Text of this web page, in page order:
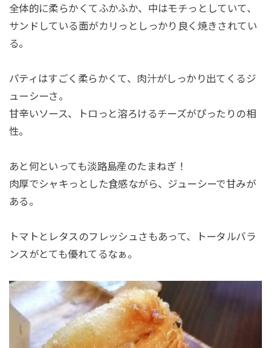
全体的に柔らかくてふかふか、中はモチっとしていて、
サンドしている面がカリっとしっかり良く焼きされてい
る。
パティはすごく柔らかくて、肉汁がしっかり出てくるジ
ューシーさ。
甘辛いソース、トロっと溶ろけるチーズがぴったりの相
性。
あと何といっても淡路島産のたまねぎ！
肉厚でシャキっとした食感ながら、ジューシーで甘みが
ある。
トマトとレタスのフレッシュさもあって、トータルバラ
ンスがとても優れてるなぁ。